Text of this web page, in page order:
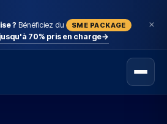
? Bénéficiez du SME PACKAGE
jusqu'à 70% pris en charge→